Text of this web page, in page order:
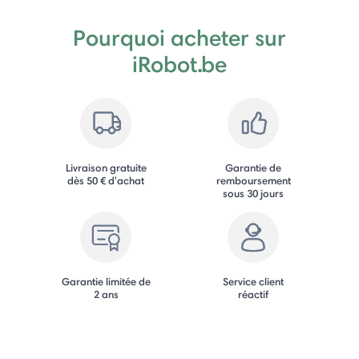
Pourquoi acheter sur
iRobot.be
Livraison gratuite
dès 50 € d'achat
Garantie de
remboursement
sous 30 jours
Garantie limitée de
2 ans
Service client
réactif